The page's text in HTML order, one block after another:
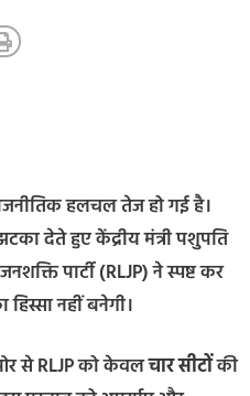
हलचल तेज हो गई है।
देते हुए केंद्रीय मंत्री पशुपति
पार्टी (RLJP) ने स्पष्ट कर
नहीं बनेगी।
से RLJP को केवलचार सीटोंकी